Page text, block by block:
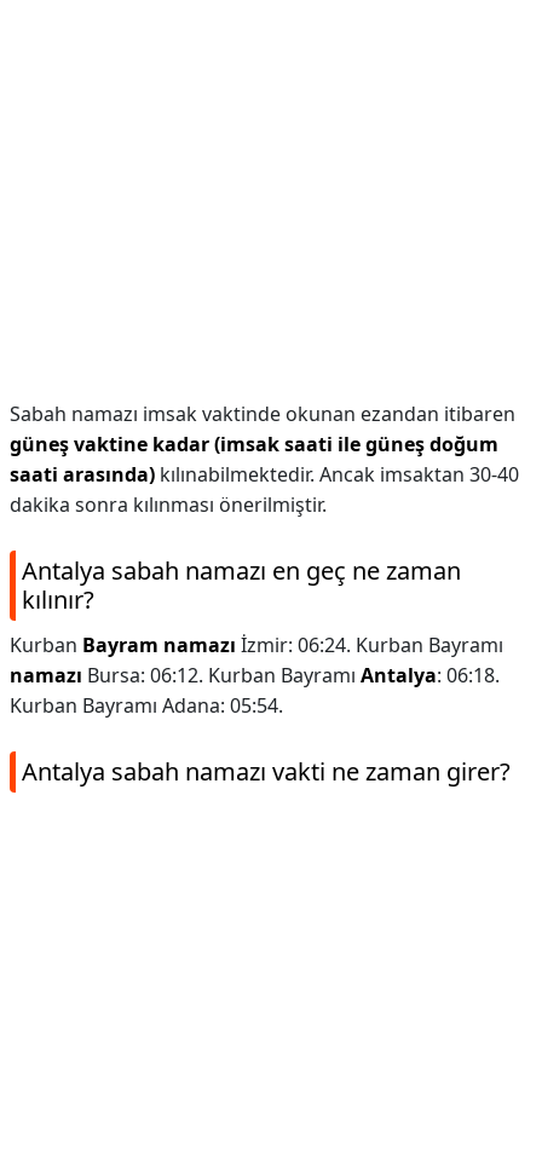
Sabah namazı imsak vaktinde okunan ezandan itibaren
güneş vaktine kadar (imsak saati ile güneş doğum
saati arasında) kılınabilmektedir. Ancak imsaktan 30-40
dakika sonra kılınması önerilmiştir.
Antalya sabah namazı en geç ne zaman
kılınır?
Kurban Bayram namazı İzmir: 06:24. Kurban Bayramı
namazı Bursa: 06:12. Kurban Bayramı Antalya: 06:18.
Kurban Bayramı Adana: 05:54.
Antalya sabah namazı vakti ne zaman girer?